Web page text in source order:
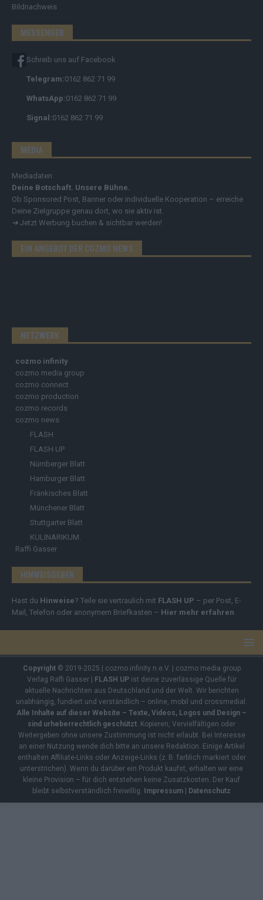
Bildnachweis
MESSENGER
Schreib uns auf Facebook
Telegram:0162 862 71 99
WhatsApp:0162 862 71 99
Signal:0162 862 71 99
MEDIA
Mediadaten
Deine Botschaft. Unsere Bühne.
Ob Sponsored Post, Banner oder individuelle Kooperation – erreiche
Deine Zielgruppe genau dort, wo sie aktiv ist.
➔ Jetzt Werbung buchen & sichtbar werden!
EIN ANGEBOT DER COZMO NEWS
NETZWERK
cozmo infinity
cozmo media group
cozmo connect
cozmo production
cozmo records
cozmo news
FLASH
FLASH UP
Nürnberger Blatt
Hamburger Blatt
Fränkisches Blatt
Münchener Blatt
Stuttgarter Blatt
KULINARIKUM.
Raffi Gasser
HINWEISGEBER
Hast du Hinweise? Teile sie vertraulich mit FLASH UP – per Post, E-
Mail, Telefon oder anonymem Briefkasten – Hier mehr erfahren
Copyright© 2019-2025 | cozmo infinity n.e.V. | cozmo media group
Verlag Raffi Gasser | FLASH UPist deine zuverlässige Quelle für
aktuelle Nachrichten aus Deutschland und der Welt. Wir berichten
unabhängig, fundiert und verständlich – online, mobil und crossmedial.
Alle Inhalte auf dieser Website – Texte, Videos, Logos und Design –
sind urheberrechtlich geschützt . Kopieren, Vervielfältigen oder
Weitergeben ohne unsere Zustimmung ist nicht erlaubt. Bei Interesse
an einer Nutzung wende dich bitte an unsere Redaktion. Einige Artikel
enthalten Affiliate-Links oder Anzeige-Links (z. B. farblich markiert oder
unterstrichen). Wenn du darüber ein Produkt kaufst, erhalten wir eine
kleine Provision – für dich entstehen keine Zusatzkosten. Der Kauf
bleibt selbstverständlich freiwillig. Impressum | Datenschutz